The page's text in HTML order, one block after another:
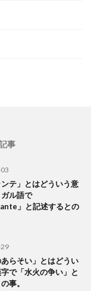
事
ンテ」とはどういう意
ル語で
」と記述するとの
あらそい」とはどうい
で「水火の争い」と
事。